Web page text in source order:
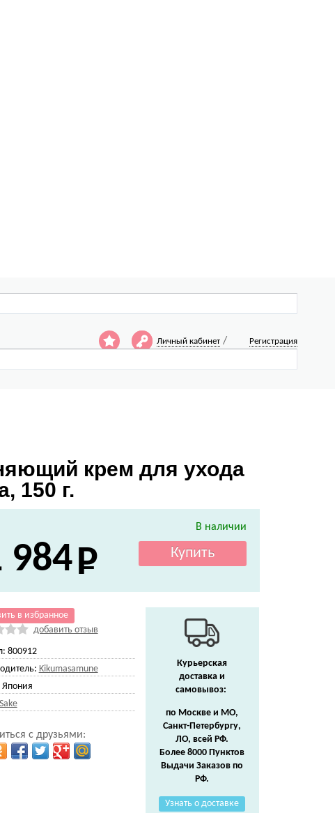
Личный кабинет / Регистрация
крем для ухода
150 г.
В наличии
984
в избранное
добавить отзыв
800912
Kikumasamune
Япония
Sake
с друзьями:
Курьерская
доставка и
самовывоз:
по Москве и МО,
Санкт-Петербургу,
ЛО, всей РФ.
Более 8000 Пунктов
Выдачи Заказов по
РФ.
Узнать о доставке